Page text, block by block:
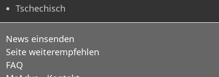
Tschechisch
News einsenden
Seite weiterempfehlen
FAQ